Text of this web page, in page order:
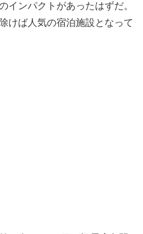
インパクトがあったはずだ。
けば人気の宿泊施設となって